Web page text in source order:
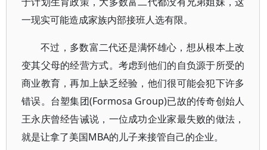
一现实可能造成家族内部接班人选有限。
不过，多数富二代还是满怀雄心，想从根本上改
变其父母的经营方式。考虑到他们的自负源于所受的
商业教育，再加上缺乏经验，他们很可能会犯下许多
错误。台塑集团(Formosa Group)已故的传奇创始人
王永庆曾经告诫说，一位成功企业家最失败的做法，
就是让拿了美国MBA的儿子来接管自己的企业。